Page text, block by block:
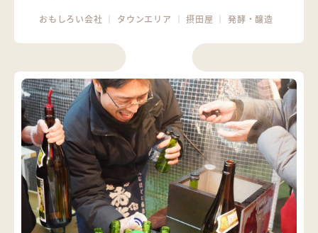
おもしろい会社 タウンエリア ｜摂田屋 ｜発酵・醸造